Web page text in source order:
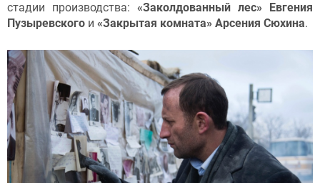
стадии производства: «Заколдованный лес» Евгения
Пузыревского и «Закрытая комната» Арсения Сюхина.